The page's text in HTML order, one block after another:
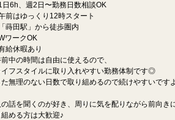
日6h、週2日〜勤務日数相談OK
前はゆっくり12時スタート
蒔田駅」から徒歩圏内
ワークOK
給休暇あり
中の時間は自由に使えるので、
イフスタイルに取り入れやすい勤務体制です◎
た無理のない日数で取り組めるので続けやすいです
の話を聞くのが好き、周りに気を配りながら前向き
組める方は大歓迎♪